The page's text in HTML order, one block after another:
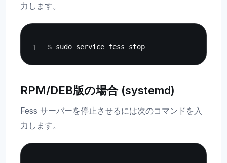
力します。
RPM/DEB版の場合 (systemd)
Fess サーバーを停止させるには次のコマンドを入
力します。